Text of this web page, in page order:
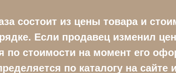
состоит из цены товара и
Если продавец изменил
по стоимости на момент его
по каталогу на